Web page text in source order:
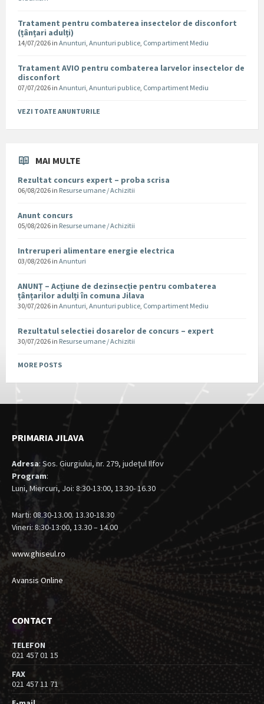
Tratament pentru combaterea insectelor de disconfort
(țânțari adulți)
14/07/2026 in Anunturi, Anunturi publice, Compartiment Mediu
Tratament AVIO pentru combaterea larvelor insectelor de
disconfort
07/07/2026 in Anunturi, Anunturi publice, Compartiment Mediu
VEZI TOATE ANUNTURILE
MAI MULTE
Rezultat concurs expert – proba scrisa
06/08/2026 in Resurse umane / Achizitii
Anunt concurs
05/08/2026 in Resurse umane / Achizitii
Intreruperi alimentare energie electrica
03/08/2026 in Anunturi
ANUNȚ – Acțiune de dezinsecție pentru combaterea
țânțarilor adulți în comuna Jilava
30/07/2026 in Anunturi, Anunturi publice, Compartiment Mediu
Rezultatul selectiei dosarelor de concurs – expert
30/07/2026 in Resurse umane / Achizitii
MORE POSTS
PRIMARIA JILAVA
Adresa: Sos. Giurgiului, nr. 279, judeţul Ilfov
Program:
Luni, Miercuri, Joi: 8:30-13:00, 13.30- 16.30
Marti: 08.30-13.00. 13.30-18.30
Vineri: 8:30-13:00, 13.30 – 14.00
www.ghiseul.ro
Avansis Online
CONTACT
TELEFON
021 457 01 15
FAX
021 457 11 71